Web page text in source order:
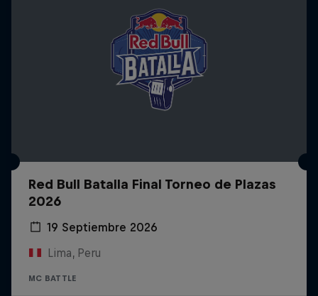
Red Bull Batalla Final Torneo de Plazas
2026
19 Septiembre 2026
Lima, Peru
MC BATTLE